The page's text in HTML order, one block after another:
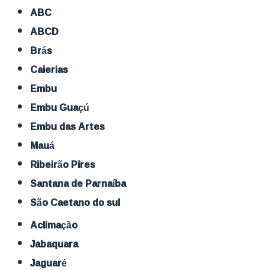
ABC
ABCD
Brás
Caierias
Embu
Embu Guaçú
Embu das Artes
Mauá
Ribeirão Pires
Santana de Parnaíba
São Caetano do sul
Aclimação
Jabaquara
Jaguaré